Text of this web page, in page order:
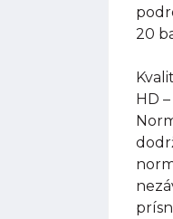
20
HD